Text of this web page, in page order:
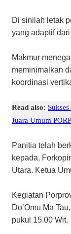
Di sinilah letak
yang adaptif
​Makmur
meminimalkan
koordinasi
Read also:
Juara Umum
​Panitia telah
kepada,
Utara. Ketua
​Kegiatan
Do’Omu Ma
pukul 15.00 Wit.